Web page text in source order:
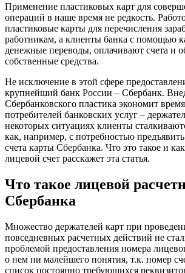
Применение пластиковых карт для
операций в наше время не редкость.
пластиковые карты для перечисления
работникам, а клиенты банка с помощью
денежные переводы, оплачивают счета и
собственные средства.
Не исключение в этой сфере
крупнейший банк России – Сбербанк.
Сбербанковского пластика экономит
потребителей банковских услуг –
некоторых ситуациях клиенты
как, например, с потребностью
счета карты Сбербанка. Что это такое и
лицевой счет расскажет эта статья.
Что такое лицевой
Сбербанка
Множество держателей карт при
повседневных расчетных действий не
проблемой предоставления номера
о нем ни малейшего понятия, т.к. номер
список постоянно требующихся